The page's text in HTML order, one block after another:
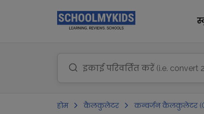
होम कैलकुलेटर कन्वर्जन कैलकुलेटर